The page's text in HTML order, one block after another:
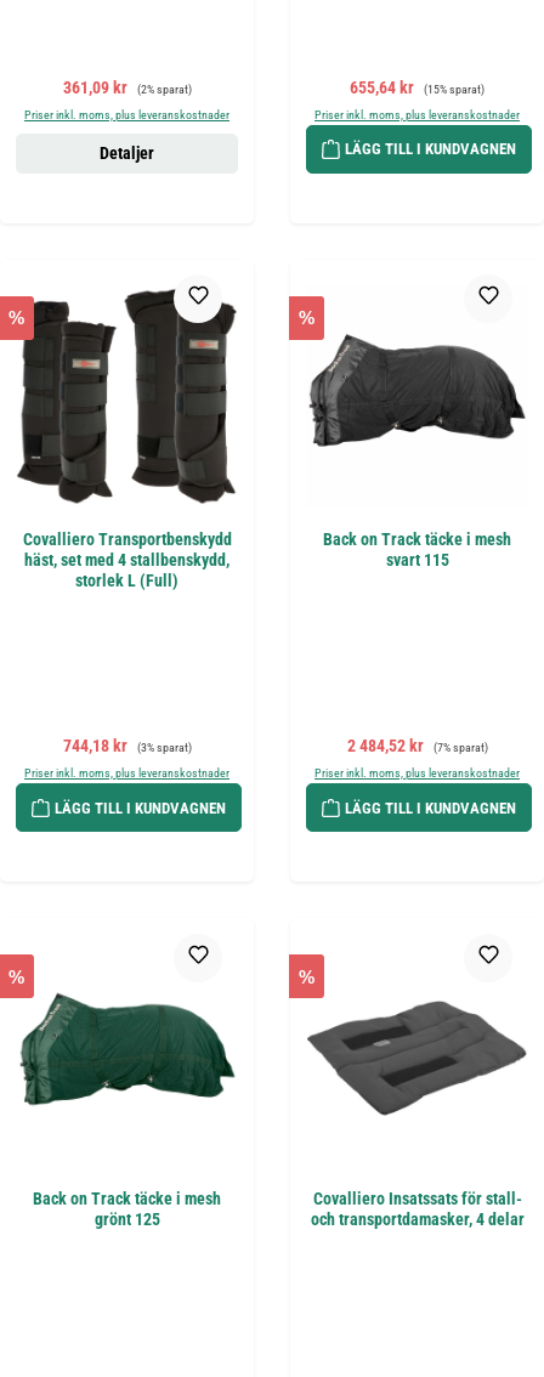
Försäljningspris:
361,09 kr Ordinarie pris:
(2% sparat)
Priser inkl. moms, plus leveranskostnader
Detaljer
Försäljningspris:
655,64 kr Ordinarie pris:
(15% sparat)
Priser inkl. moms, plus leveranskostnader
LÄGG TILL I KUNDVAGNEN
%
Covalliero Transportbenskydd
häst, set med 4 stallbenskydd,
storlek L (Full)
Försäljningspris:
744,18 kr Ordinarie pris:
(3% sparat)
Priser inkl. moms, plus leveranskostnader
LÄGG TILL I KUNDVAGNEN
%
Back on Track täcke i mesh
svart 115
Försäljningspris:
2 484,52 kr Ordinarie pris:
(7% sparat)
Priser inkl. moms, plus leveranskostnader
LÄGG TILL I KUNDVAGNEN
%
Back on Track täcke i mesh
grönt 125
%
Covalliero Insatssats för stall-
och transportdamasker, 4 delar